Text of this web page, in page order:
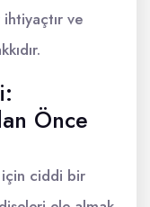
ihtiyaçtır ve
Önce
için ciddi bir